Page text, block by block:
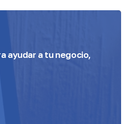
ayudar a tu negocio,